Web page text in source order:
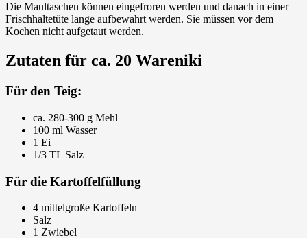
Die Maultaschen können eingefroren werden und danach in einer
Frischhaltetüte lange aufbewahrt werden. Sie müssen vor dem
Kochen nicht aufgetaut werden.
Zutaten für ca. 20 Wareniki
Für den Teig:
ca. 280-300 g Mehl
100 ml Wasser
1 Ei
1/3 TL Salz
Für die Kartoffelfüllung
4 mittelgroße Kartoffeln
Salz
1 Zwiebel